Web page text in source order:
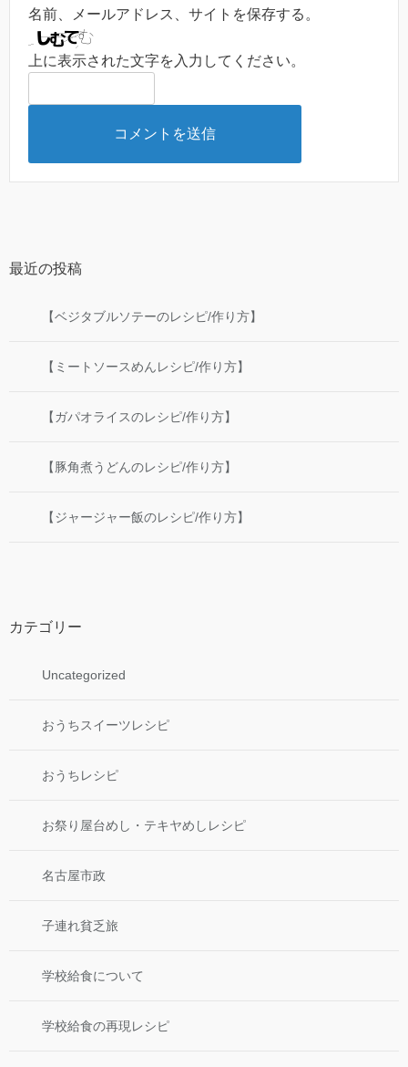
名前、メールアドレス、サイトを保存する。
上に表示された文字を入力してください。
最近の投稿
【ベジタブルソテーのレシピ/作り方】
【ミートソースめんレシピ/作り方】
【ガパオライスのレシピ/作り方】
【豚角煮うどんのレシピ/作り方】
【ジャージャー飯のレシピ/作り方】
カテゴリー
Uncategorized
おうちスイーツレシピ
おうちレシピ
お祭り屋台めし・テキヤめしレシピ
名古屋市政
子連れ貧乏旅
学校給食について
学校給食の再現レシピ